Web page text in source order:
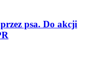
psa. Do akcji